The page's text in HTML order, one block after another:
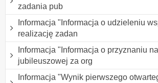
zadania pub
Informacja "Informacja o udzieleniu
realizację zadan
Informacja "Informacja o przyznaniu
jubileuszowej za org
Informacja "Wynik pierwszego